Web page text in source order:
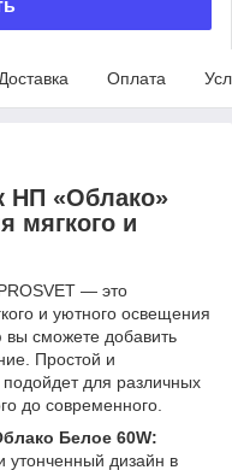
Доставка Оплата
НП «Облако»
мягкого и
— это
и уютного освещения
сможете добавить
Простой и
для различных
до современного.
Белое 60W:
дизайн в